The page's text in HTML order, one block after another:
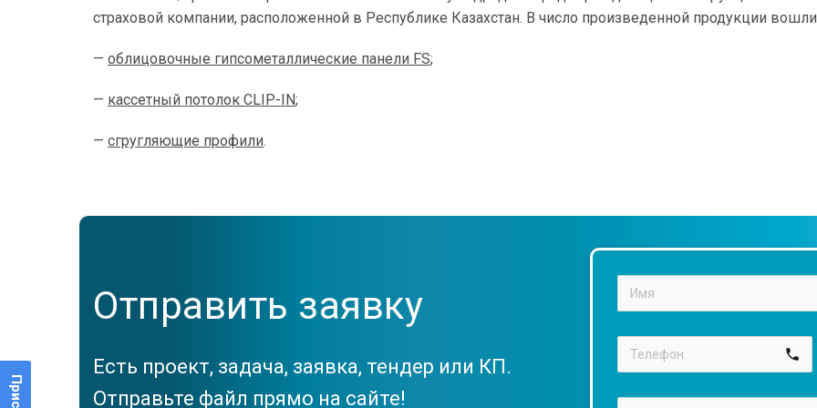
страховой компании, расположенной в Республике Казахстан. В число произведенной продукции
— облицовочные гипсометаллические панели FS;
— кассетный потолок CLIP-IN;
— сгругляющие профили.
Отправить заявку
Есть проект, задача, заявка, тендер или КП.
Отправьте файл прямо на сайте!
call